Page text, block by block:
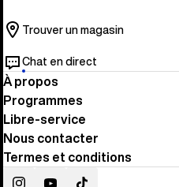
Trouver un magasin
Chat en direct
À propos
Programmes
Libre-service
Nous contacter
Termes et conditions